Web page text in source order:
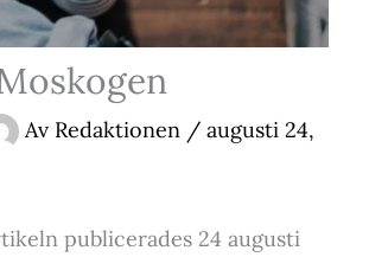
Av Redaktionen / augusti 24,
publicerades 24 augusti